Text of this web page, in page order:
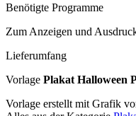
Benötigte Programme
Zum Anzeigen und
Lieferumfang
Vorlage Plakat Halloween
Vorlage erstellt mit Grafik